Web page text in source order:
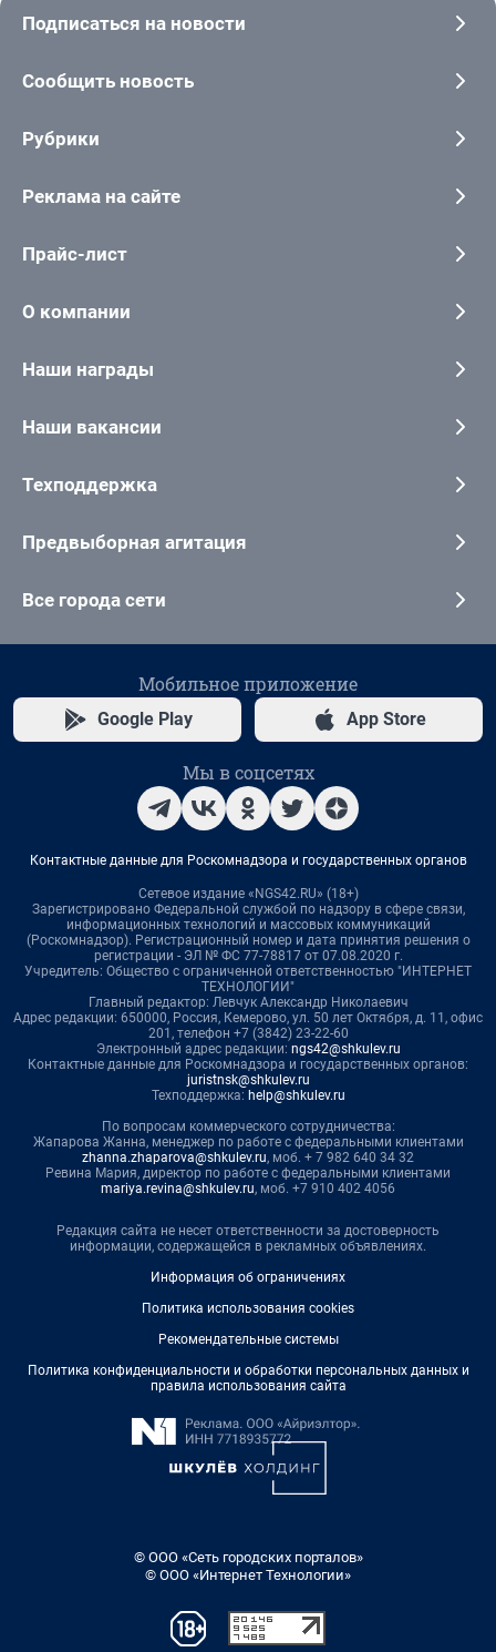
Подписаться на новости
Сообщить новость
Рубрики
Реклама на сайте
Прайс-лист
О компании
Наши награды
Наши вакансии
Техподдержка
Предвыборная агитация
Все города сети
Мобильное приложение
Google Play App Store
Мы в соцсетях
Контактные данные для Роскомнадзора и государственных органов
Сетевое издание «NGS42.RU» (18+)
Зарегистрировано Федеральной службой по надзору в сфере связи,
информационных технологий и массовых коммуникаций
(Роскомнадзор). Регистрационный номер и дата принятия решения о
регистрации - ЭЛ № ФС 77-78817 от 07.08.2020 г.
Учредитель: Общество с ограниченной ответственностью "ИНТЕРНЕТ
ТЕХНОЛОГИИ"
Главный редактор: Левчук Александр Николаевич
Адрес редакции: 650000, Россия, Кемерово, ул. 50 лет Октября, д. 11, офис
201, телефон +7 (3842) 23-22-60
Электронный адрес редакции: ngs42@shkulev.ru
Контактные данные для Роскомнадзора и государственных органов:
juristnsk@shkulev.ru
Техподдержка: help@shkulev.ru
По вопросам коммерческого сотрудничества:
Жапарова Жанна, менеджер по работе с федеральными клиентами
zhanna.zhaparova@shkulev.ru, моб. + 7 982 640 34 32
Ревина Мария, директор по работе с федеральными клиентами
mariya.revina@shkulev.ru, моб. +7 910 402 4056
Редакция сайта не несет ответственности за достоверность
информации, содержащейся в рекламных объявлениях.
Информация об ограничениях
Политика использования cookies
Рекомендательные системы
Политика конфиденциальности и обработки персональных данных и
правила использования сайта
© ООО «Сеть городских порталов»
© ООО «Интернет Технологии»